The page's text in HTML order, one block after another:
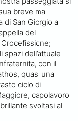
breve ma
di San Giorgio a
del
spazi dell’attuale
con il
quasi una
ciclo di
capolavoro
svoltasi al